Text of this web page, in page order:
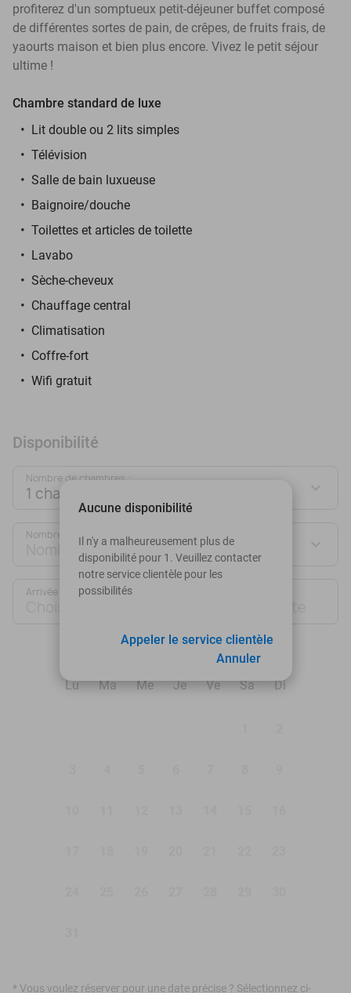
profiterez d'un somptueux petit-déjeuner buffet composé
de différentes sortes de pain, de crêpes, de fruits frais, de
yaourts maison et bien plus encore. Vivez le petit séjour
ultime !
Chambre standard de luxe
Lit double ou 2 lits simples
Télévision
Salle de bain luxueuse
Baignoire/douche
Toilettes et articles de toilette
Lavabo
Sèche-cheveux
Chauffage central
Climatisation
Coffre-fort
Wifi gratuit
Disponibilité
Nombre de chambres :
1 chambre
Nombre de personnes :
Nombre de personnes
Arrivée
Lu
Ma Me Je Ve Sa Di
*Vous voulez réserver pour une date précise ? Sélectionnez ci-
Aucune disponibilité
Il n'y a malheureusement plus de
disponibilité pour 1. Veuillez contacter
notre service clientèle pour les
possibilités
Appeler le service clientèle
Annuler